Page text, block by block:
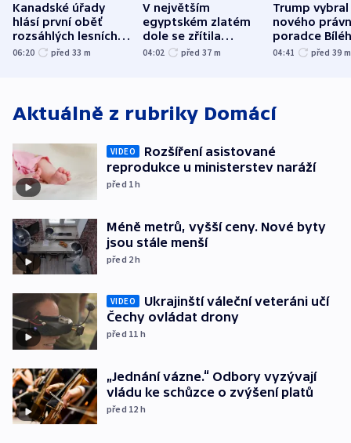
Kanadské úřady
hlásí první oběť
rozsáhlých lesních
požárů
06:20 před 33 m
V největším
egyptském zlatém
dole se zřítila
hornina, jeden
04:02 před 37 m
Trump vybral
nového
poradce
domu
04:41 před 39 m
Aktuálně z rubriky Domácí
VIDEO
Rozšíření asistované
reprodukce u ministerstev naráží
před 1h
Méně metrů, vyšší ceny. Nové byty
jsou stále menší
před 2h
VIDEO
Ukrajinští váleční veteráni učí
Čechy ovládat drony
před 11 h
„Jednání vázne.“ Odbory vyzývají
vládu ke schůzce o zvýšení platů
před 12 h